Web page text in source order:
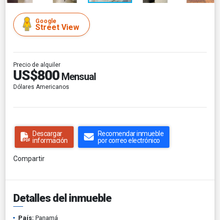
Google
Street View
Precio de alquiler
US$800 Mensual
Dólares Americanos
Descargar
información
Recomendar inmueble
por correo electrónico
Compartir
Detalles del inmueble
País: Panamá